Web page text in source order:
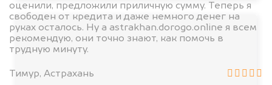
оценили, предложили приличную сумму. Теперь я
свободен от кредита и даже немного денег на
руках осталось. Ну а astrakhan.dorogo.online я всем
рекомендую, они точно знают, как помочь в
трудную минуту.
Тимур, Астрахань